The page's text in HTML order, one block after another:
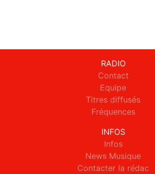
RADIO
Contact
Equipe
Titres diffusés
Fréquences
INFOS
Infos
News Musique
Contacter la rédac